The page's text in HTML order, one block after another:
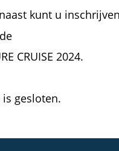
kunt u
CRUISE 2024.
gesloten.